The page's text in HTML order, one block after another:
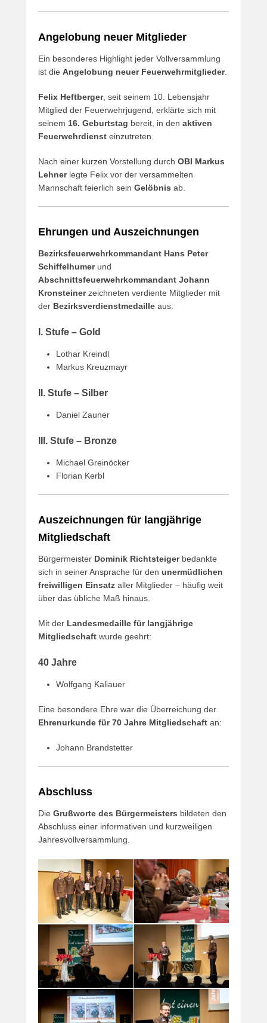
Angelobung neuer Mitglieder
Ein besonderes Highlight jeder Vollversammlung
ist die Angelobung neuer Feuerwehrmitglieder.
Felix Heftberger, seit seinem 10. Lebensjahr
Mitglied der Feuerwehrjugend, erklärte sich mit
seinem 16. Geburtstag bereit, in den aktiven
Feuerwehrdienst einzutreten.
Nach einer kurzen Vorstellung durch OBI Markus
Lehnerlegte Felix vor der versammelten
Mannschaft feierlich sein Gelöbnis ab.
Ehrungen und Auszeichnungen
Bezirksfeuerwehrkommandant Hans Peter
Schiffelhumerund
Abschnittsfeuerwehrkommandant Johann
Kronsteinerzeichneten verdiente Mitglieder mit
der Bezirksverdienstmedaille aus:
I. Stufe – Gold
Lothar Kreindl
Markus Kreuzmayr
II. Stufe – Silber
Daniel Zauner
III. Stufe – Bronze
Michael Greinöcker
Florian Kerbl
Auszeichnungen für langjährige
Mitgliedschaft
Bürgermeister Dominik Richtsteigerbedankte
sich in seiner Ansprache für den unermüdlichen
freiwilligen Einsatz aller Mitglieder – häufig weit
über das übliche Maß hinaus.
Mit der Landesmedaille für langjährige
Mitgliedschaft wurde geehrt:
40 Jahre
Wolfgang Kaliauer
Eine besondere Ehre war die Überreichung der
Ehrenurkunde für 70 Jahre Mitgliedschaft an:
Johann Brandstetter
Abschluss
Die Grußworte des Bürgermeisters bildeten den
Abschluss einer informativen und kurzweiligen
Jahresvollversammlung.